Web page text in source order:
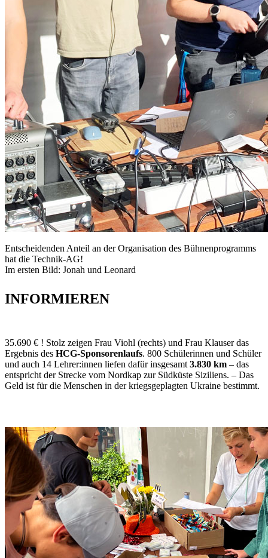
Entscheidenden Anteil an der Organisation des Bühnenprogramms
hat die Technik-AG!
Im ersten Bild: Jonah und Leonard
INFORMIEREN
35.690 € ! Stolz zeigen Frau Viohl (rechts) und Frau Klauser das
Ergebnis des HCG-Sponsorenlaufs. 800 Schülerinnen und Schüler
und auch 14 Lehrer:innen liefen dafür insgesamt 3.830 km – das
entspricht der Strecke vom Nordkap zur Südküste Siziliens. – Das
Geld ist für die Menschen in der kriegsgeplagten Ukraine bestimmt.